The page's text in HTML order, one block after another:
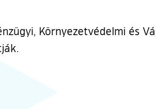
Környezetvédelmi és